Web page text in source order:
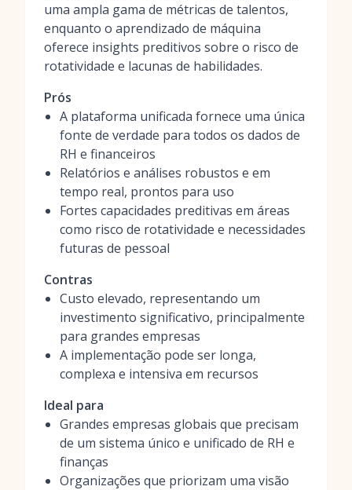
uma ampla gama de métricas de talentos,
enquanto o aprendizado de máquina
oferece insights preditivos sobre o risco de
rotatividade e lacunas de habilidades.
Prós
A plataforma unificada fornece uma única
fonte de verdade para todos os dados de
RH e financeiros
Relatórios e análises robustos e em
tempo real, prontos para uso
Fortes capacidades preditivas em áreas
como risco de rotatividade e necessidades
futuras de pessoal
Contras
Custo elevado, representando um
investimento significativo, principalmente
para grandes empresas
A implementação pode ser longa,
complexa e intensiva em recursos
Ideal para
Grandes empresas globais que precisam
de um sistema único e unificado de RH e
finanças
Organizações que priorizam uma visão